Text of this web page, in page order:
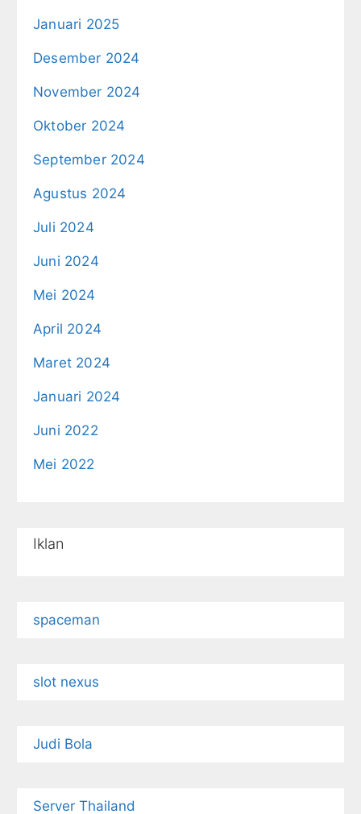
Januari 2025
Desember 2024
November 2024
Oktober 2024
September 2024
Agustus 2024
Juli 2024
Juni 2024
Mei 2024
April 2024
Maret 2024
Januari 2024
Juni 2022
Mei 2022
Iklan
spaceman
slot nexus
Judi Bola
Server Thailand